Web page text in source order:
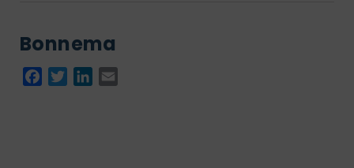
Bonnema
Facebook
TwitterLinkedIn